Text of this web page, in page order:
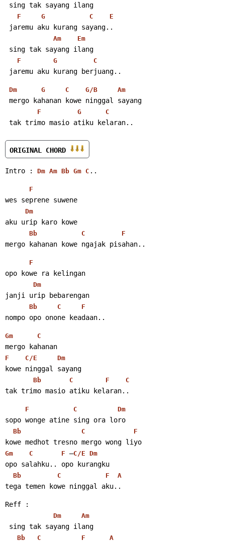
sing tak sayang ilang
F G C E
jaremu aku kurang sayang..
Am Em
sing tak sayang ilang
F G C
jaremu aku kurang berjuang..
Dm G C G/B Am
mergo kahanan kowe ninggal sayang
F G C
tak trimo masio atiku kelaran..
ORIGINAL CHORD
Intro : Dm Am Bb Gm C ..
F
wes seprene suwene
Dm
aku urip karo kowe
Bb C F
mergo kahanan kowe ngajak pisahan..
F
opo kowe ra kelingan
Dm
janji urip bebarengan
Bb C F
nompo opo onone keadaan..
Gm C
mergo kahanan
F C/E Dm
kowe ninggal sayang
Bb C F C
tak trimo masio atiku kelaran..
F C Dm
sopo wonge atine sing ora loro
Bb C F
kowe medhot tresno mergo wong liyo
Gm C F –C/E Dm
opo salahku.. opo kurangku
Bb C F A
tega temen kowe ninggal aku..
Reff :
Dm Am
sing tak sayang ilang
Bb C F A